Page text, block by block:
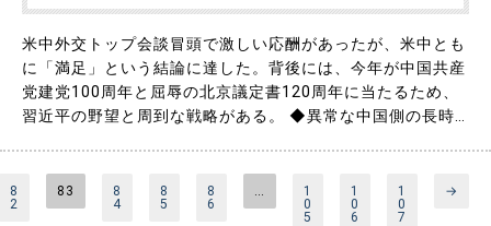
米中外交トップ会談冒頭で激しい応酬があったが、米中とも
に「満足」という結論に達した。背後には、今年が中国共産
党建党100周年と屈辱の北京議定書120周年に当たるため、
習近平の野望と周到な戦略がある。 ◆異常な中国側の長時
はブリンケン国務長官とサリバン大統領補佐官（国家安全保
障担当）が……
8
2
83
8
4
8
5
8
6
1
0
5
1
0
6
1
0
7
→